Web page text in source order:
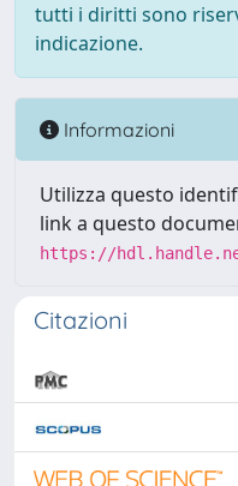
tutti i diritti sono
indicazione.
Informazioni
Utilizza questo
link a questo
https://
Citazioni